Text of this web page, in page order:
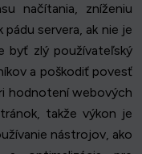
načítania, zníženiu
servera, ak nie je
byť zlý používateľský
a poškodiť povesť
hodnotení webových
takže výkon je
nástrojov, ako